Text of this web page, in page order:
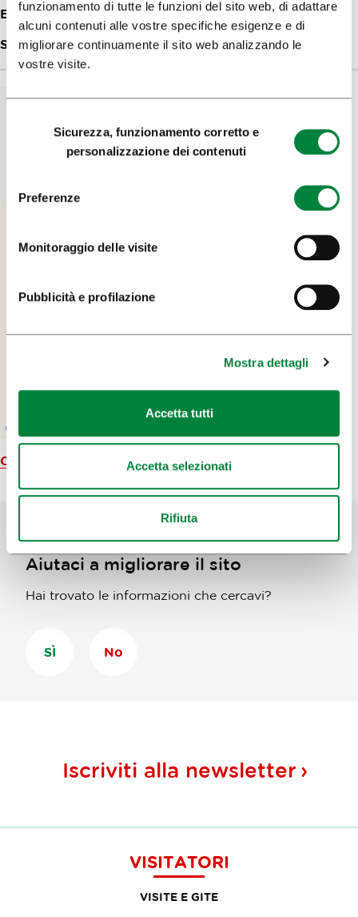
funzionamento di tutte le funzioni del sito web, di adattare
alcuni contenuti alle vostre specifiche esigenze e di
migliorare continuamente il sito web analizzando le
vostre visite.
Sicurezza, funzionamento corretto e
personalizzazione dei contenuti
Preferenze
Monitoraggio delle visite
Pubblicità e profilazione
Mostra dettagli
Accetta tutti
Accetta selezionati
Rifiuta
E-mail:info@separe.si
Sito web:Restavracija Separe
Carta geografica
Aiutaci a migliorare il sito
Hai trovato le informazioni che cercavi?
SÌ No
Iscriviti alla newsletter
VISITATORI
VISITE E GITE